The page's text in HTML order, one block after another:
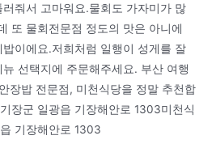
줘서 고마워요.물회도 가자미가 많
또 물회전문점 정도의 맛은 아니에
이에요.저희처럼 일행이 성게를 잘
선택지에 주문해주세요. 부산 여행
장밥 전문점, 미천식당을 정말 추천합
장군 일광읍 기장해안로 1303미천식
기장해안로 1303